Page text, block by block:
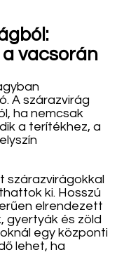
vacsorán
A szárazvirág
ha nemcsak
a terítékhez, a
szárazvirágokkal
ki. Hosszú
elrendezett
gyertyák és zöld
egy központi
lehet, ha